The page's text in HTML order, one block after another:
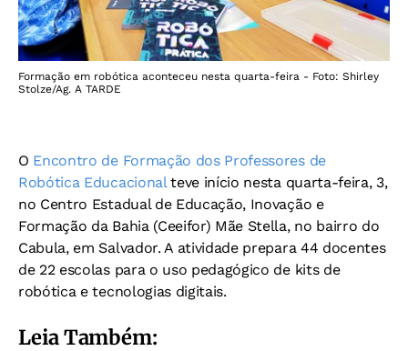
Formação em robótica aconteceu nesta quarta-feira - Foto: Shirley
Stolze/Ag. A TARDE
O Encontro de Formação dos Professores de
Robótica Educacionalteve início nesta quarta-feira, 3,
no Centro Estadual de Educação, Inovação e
Formação da Bahia (Ceeifor) Mãe Stella, no bairro do
Cabula, em Salvador. A atividade prepara 44 docentes
de 22 escolas para o uso pedagógico de kits de
robótica e tecnologias digitais.
Leia Também: